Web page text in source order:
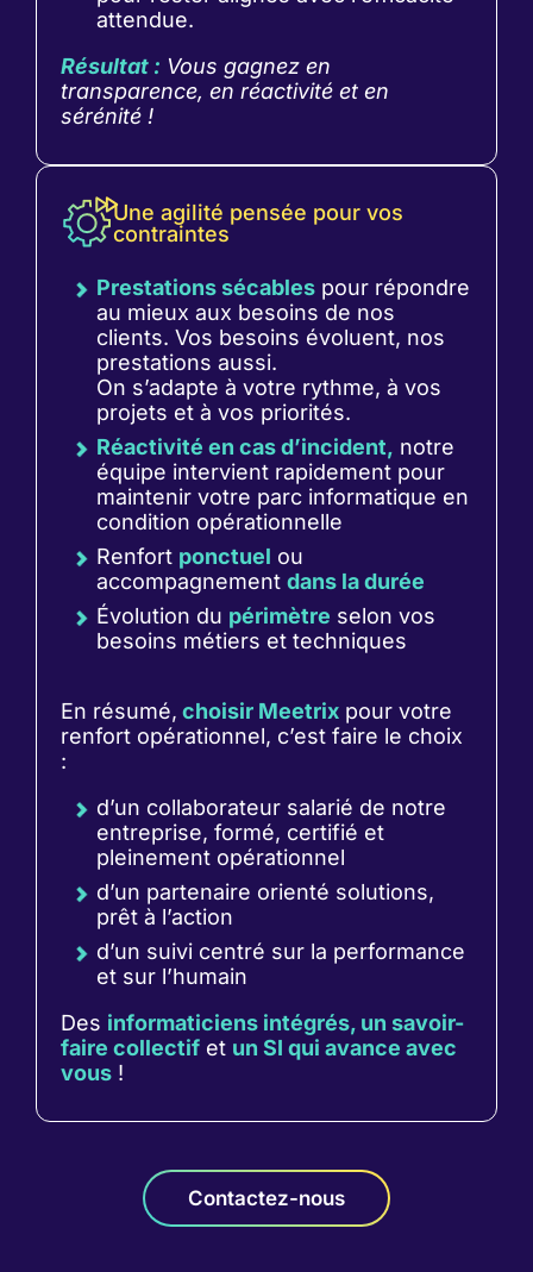
attendue.
Résultat : Vous gagnez en
transparence, en réactivité et en
sérénité !
Une agilité pensée pour vos
contraintes
Prestations sécables pour répondre
au mieux aux besoins de nos
clients. Vos besoins évoluent, nos
prestations aussi.
On s’adapte à votre rythme, à vos
projets et à vos priorités.
Réactivité en cas d’incident, notre
équipe intervient rapidement pour
maintenir votre parc informatique en
condition opérationnelle
Renfort ponctuel ou
accompagnement dans la durée
Évolution du périmètre selon vos
besoins métiers et techniques
En résumé, choisir Meetrix pour votre
renfort opérationnel, c’est faire le choix
:
d’un collaborateur salarié de notre
entreprise, formé, certifié et
pleinement opérationnel
d’un partenaire orienté solutions,
prêt à l’action
d’un suivi centré sur la performance
et sur l’humain
Des informaticiens intégrés, un savoir-
faire collectif et un SI qui avance avec
vous !
Contactez-nous